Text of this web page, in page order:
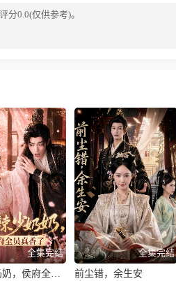
分0.0(仅供参考)。
全集完结
麻辣少奶奶，侯府全员真香了！
全集完结
前尘错，余生安